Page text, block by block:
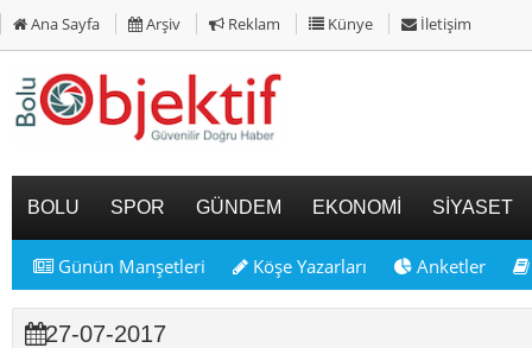
Ana Sayfa Arşiv Reklam Künye İletişim
BOLU SPOR GÜNDEM EKONOMİ SİYASET
Günün Manşetleri Köşe Yazarları Anketler
27-07-2017